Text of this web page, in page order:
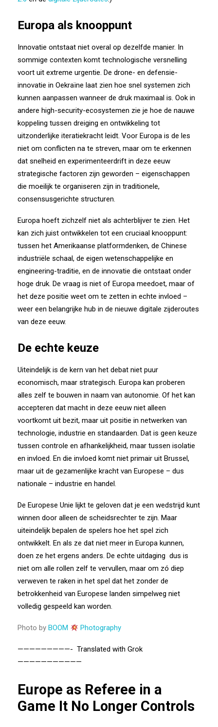
Europa als knooppunt
Innovatie ontstaat niet overal op dezelfde manier. In
sommige contexten komt technologische versnelling
voort uit extreme urgentie. De drone- en defensie-
innovatie in Oekraïne laat zien hoe snel systemen zich
kunnen aanpassen wanneer de druk maximaal is. Ook in
andere high-security-ecosystemen zie je hoe de nauwe
koppeling tussen dreiging en ontwikkeling tot
uitzonderlijke iteratiekracht leidt. Voor Europa is de les
niet om conflicten na te streven, maar om te erkennen
dat snelheid en experimenteerdrift in deze eeuw
strategische factoren zijn geworden – eigenschappen
die moeilijk te organiseren zijn in traditionele,
consensusgerichte structuren.
Europa hoeft zichzelf niet als achterblijver te zien. Het
kan zich juist ontwikkelen tot een cruciaal knooppunt:
tussen het Amerikaanse platformdenken, de Chinese
industriële schaal, de eigen wetenschappelijke en
engineering-traditie, en de innovatie die ontstaat onder
hoge druk. De vraag is niet of Europa meedoet, maar of
het deze positie weet om te zetten in echte invloed –
weer een belangrijke hub in de nieuwe digitale zijderoutes
van deze eeuw.
De echte keuze
Uiteindelijk is de kern van het debat niet puur
economisch, maar strategisch. Europa kan proberen
alles zelf te bouwen in naam van autonomie. Of het kan
accepteren dat macht in deze eeuw niet alleen
voortkomt uit bezit, maar uit positie in netwerken van
technologie, industrie en standaarden. Dat is geen keuze
tussen controle en afhankelijkheid, maar tussen isolatie
en invloed. En die invloed komt niet primair uit Brussel,
maar uit de gezamenlijke kracht van Europese – dus
nationale – industrie en handel.
De Europese Unie lijkt te geloven dat je een wedstrijd kunt
winnen door alleen de scheidsrechter te zijn. Maar
uiteindelijk bepalen de spelers hoe het spel zich
ontwikkelt. En als ze dat niet meer in Europa kunnen,
doen ze het ergens anders. De echte uitdaging dus is
niet om alle rollen zelf te vervullen, maar om zó diep
verweven te raken in het spel dat het zonder de
betrokkenheid van Europese landen simpelweg niet
volledig gespeeld kan worden.
Photo by BOOM Photography
—————————- Translated with Grok
———————————
Europe as Referee in a
Game It No Longer Controls